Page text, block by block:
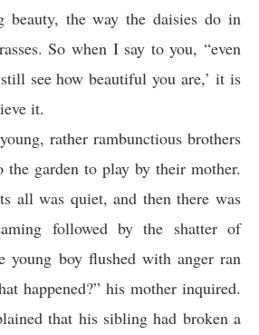
beauty, the way the daisies do in
So when I say to you, “even
see how beautiful you are,’ it is
it.
rather rambunctious brothers
garden to play by their mother.
all was quiet, and then there was
followed by the shatter of
young boy flushed with anger ran
happened?” his mother inquired.
that his sibling had broken a